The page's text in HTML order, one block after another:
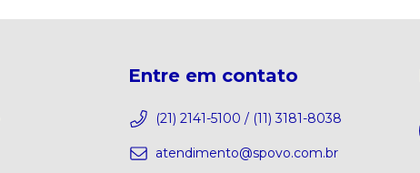
Entre em contato
(21) 2141-5100 / (11) 3181-8038
atendimento@spovo.com.br